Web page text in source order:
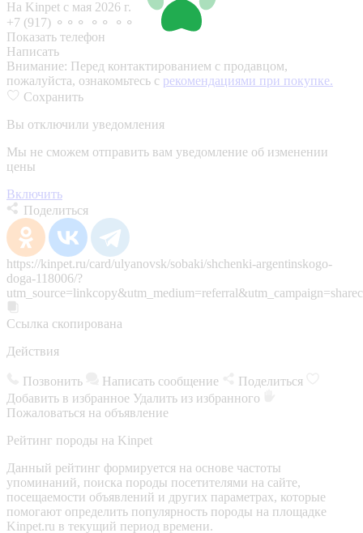
На Kinpet c мая 2026 г.
+7 (917) ⚬⚬⚬ ⚬⚬ ⚬⚬
Показать телефон
Написать
Внимание: Перед контактированием с продавцом,
пожалуйста, ознакомьтесь с рекомендациями при покупке.
Сохранить
Вы отключили уведомления
Мы не сможем отправить вам уведомление об изменении
цены
Включить
Поделиться
https://kinpet.ru/card/ulyanovsk/sobaki/shchenki-argentinskogo-
doga-118006/?
Ссылка скопирована
Действия
Позвонить Написать сообщение
Поделиться
Добавить в избранное Удалить из избранного
Пожаловаться на объявление
Рейтинг породы на Kinpet
Данный рейтинг формируется на основе частоты
упоминаний, поиска породы посетителями на сайте,
посещаемости объявлений и других параметрах, которые
помогают определить популярность породы на площадке
Kinpet.ru в текущий период времени.